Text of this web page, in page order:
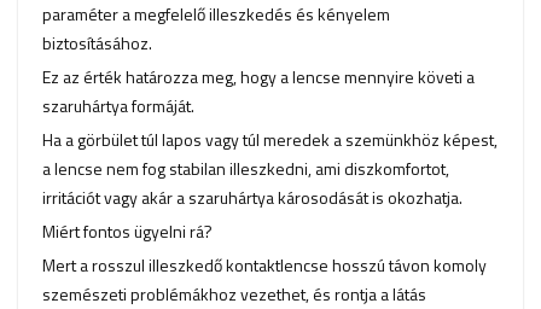
paraméter a megfelelő illeszkedés és kényelem
biztosításához.
Ez az érték határozza meg, hogy a lencse mennyire követi a
szaruhártya formáját.
Ha a görbület túl lapos vagy túl meredek a szemünkhöz képest,
a lencse nem fog stabilan illeszkedni, ami diszkomfortot,
irritációt vagy akár a szaruhártya károsodását is okozhatja.
Miért fontos ügyelni rá?
Mert a rosszul illeszkedő kontaktlencse hosszú távon komoly
szemészeti problémákhoz vezethet, és rontja a látás